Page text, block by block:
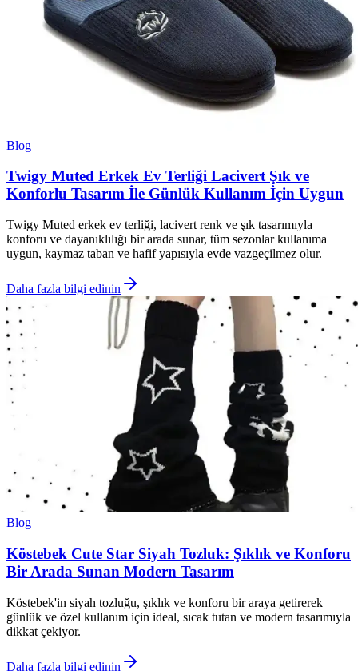
Blog
Twigy Muted Erkek Ev Terliği Lacivert Şık ve
Konforlu Tasarım İle Günlük Kullanım İçin Uygun
Twigy Muted erkek ev terliği, lacivert renk ve şık tasarımıyla
konforu ve dayanıklılığı bir arada sunar, tüm sezonlar kullanıma
uygun, kaymaz taban ve hafif yapısıyla evde vazgeçilmez olur.
Daha fazla bilgi edinin
Blog
Köstebek Cute Star Siyah Tozluk: Şıklık ve Konforu
Bir Arada Sunan Modern Tasarım
Köstebek'in siyah tozluğu, şıklık ve konforu bir araya getirerek
günlük ve özel kullanım için ideal, sıcak tutan ve modern tasarımıyla
dikkat çekiyor.
Daha fazla bilgi edinin